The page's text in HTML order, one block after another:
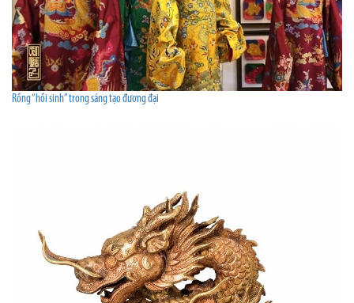
Rồng “hồi sinh” trong sáng tạo đương đại